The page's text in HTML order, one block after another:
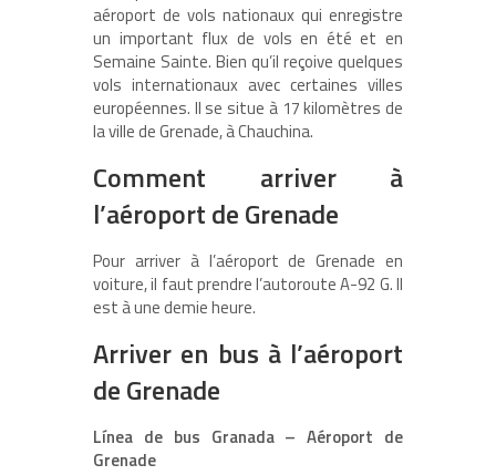
aéroport de vols nationaux qui enregistre
un important flux de vols en été et en
Semaine Sainte. Bien qu’il reçoive quelques
vols internationaux avec certaines villes
européennes. Il se situe à 17 kilomètres de
la ville de Grenade, à Chauchina.
Comment arriver à
l’aéroport de Grenade
Pour arriver à l’aéroport de Grenade en
voiture, il faut prendre l’autoroute A-92 G. Il
est à une demie heure.
Arriver en bus à l’aéroport
de Grenade
Línea de bus Granada – Aéroport de
Grenade